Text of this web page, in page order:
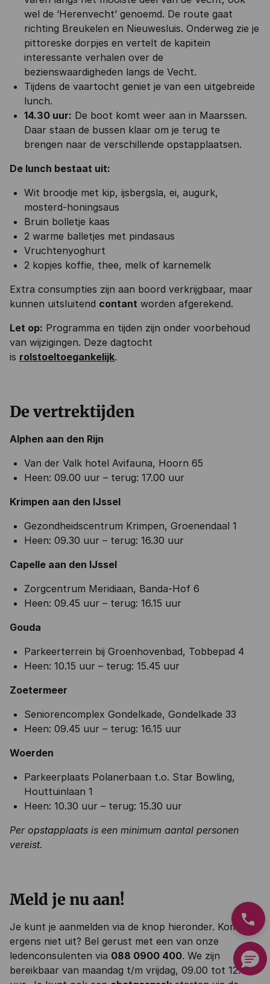
wel de ‘Herenvecht’ genoemd. De route gaat
richting Breukelen en Nieuwesluis. Onderweg zie je
pittoreske dorpjes en vertelt de kapitein
interessante verhalen over de
bezienswaardigheden langs de Vecht.
Tijdens de vaartocht geniet je van een uitgebreide
lunch.
14.30 uur: De boot komt weer aan in Maarssen.
Daar staan de bussen klaar om je terug te
brengen naar de verschillende opstapplaatsen.
De lunch bestaat uit:
Wit broodje met kip, ijsbergsla, ei, augurk,
mosterd-honingsaus
Bruin bolletje kaas
2 warme balletjes met pindasaus
Vruchtenyoghurt
2 kopjes koffie, thee, melk of karnemelk
Extra consumpties zijn aan boord verkrijgbaar, maar
kunnen uitsluitend contant worden afgerekend.
Let op: Programma en tijden zijn onder voorbehoud
van wijzigingen. Deze dagtocht
is rolstoeltoegankelijk.
De vertrektijden
Alphen aan den Rijn
Van der Valk hotel Avifauna, Hoorn 65
Heen: 09.00 uur – terug: 17.00 uur
Krimpen aan den IJssel
Gezondheidscentrum Krimpen, Groenendaal 1
Heen: 09.30 uur – terug: 16.30 uur
Capelle aan den IJssel
Zorgcentrum Meridiaan, Banda-Hof 6
Heen: 09.45 uur – terug: 16.15 uur
Gouda
Parkeerterrein bij Groenhovenbad, Tobbepad 4
Heen: 10.15 uur – terug: 15.45 uur
Zoetermeer
Seniorencomplex Gondelkade, Gondelkade 33
Heen: 09.45 uur – terug: 16.15 uur
Woerden
Parkeerplaats Polanerbaan t.o. Star Bowling,
Houttuinlaan 1
Heen: 10.30 uur – terug: 15.30 uur
Per opstapplaats is een minimum aantal personen
vereist.
Meld je nu aan!
Je kunt je aanmelden via de knop hieronder. Kom je
ergens niet uit? Bel gerust met een van onze
ledenconsulenten via 088 0900 400. We zijn
bereikbaar van maandag t/m vrijdag, 09.00 tot 12.00
phone